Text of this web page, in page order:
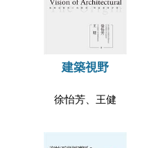
建築視野
徐怡芳、王健